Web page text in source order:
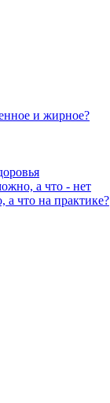
и жирное?
а что - нет
а что на практике?